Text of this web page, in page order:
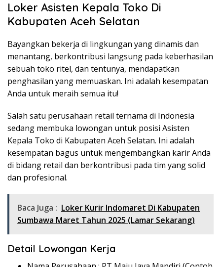
Loker Asisten Kepala Toko Di
Kabupaten Aceh Selatan
Bayangkan bekerja di lingkungan yang dinamis dan
menantang, berkontribusi langsung pada keberhasilan
sebuah toko ritel, dan tentunya, mendapatkan
penghasilan yang memuaskan. Ini adalah kesempatan
Anda untuk meraih semua itu!
Salah satu perusahaan retail ternama di Indonesia
sedang membuka lowongan untuk posisi Asisten
Kepala Toko di Kabupaten Aceh Selatan. Ini adalah
kesempatan bagus untuk mengembangkan karir Anda
di bidang retail dan berkontribusi pada tim yang solid
dan profesional.
Baca Juga : Loker Kurir Indomaret Di Kabupaten
Sumbawa Maret Tahun 2025 (Lamar Sekarang)
Detail Lowongan Kerja